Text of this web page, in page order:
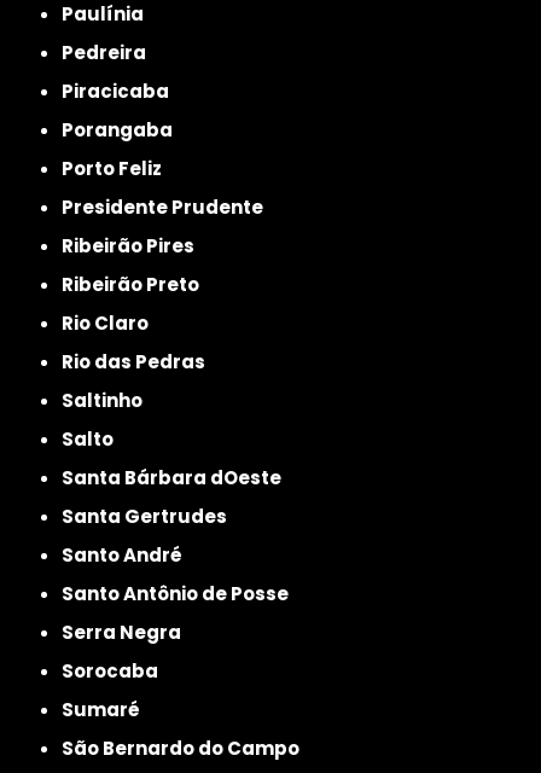
Paulínia
Pedreira
Piracicaba
Porangaba
Porto Feliz
Presidente Prudente
Ribeirão Pires
Ribeirão Preto
Rio Claro
Rio das Pedras
Saltinho
Salto
Santa Bárbara dOeste
Santa Gertrudes
Santo André
Santo Antônio de Posse
Serra Negra
Sorocaba
Sumaré
São Bernardo do Campo